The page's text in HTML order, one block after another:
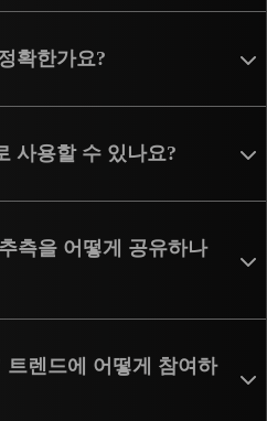
확한가요?
사용할 수 있나요?
측을 어떻게 공유하나
렌드에 어떻게 참여하